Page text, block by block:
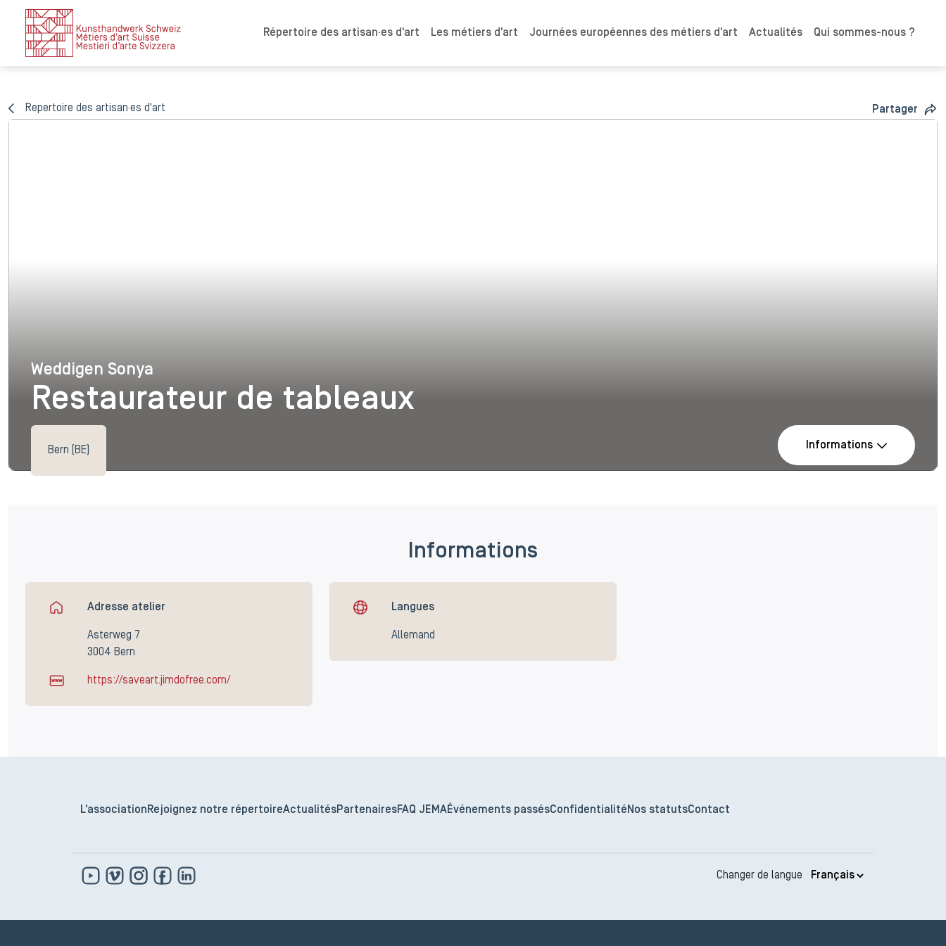
Répertoire des artisan·es d'art Les métiers d'art Journées européennes des métiers d'art Actualités Qui sommes-nous ?
Repertoire des artisan·es d'art Partager
Weddigen Sonya
Weddigen Sonya
Restaurateur de tableaux
Bern (BE)
Informations
Informations
Adresse atelier
Asterweg 7
3004 Bern
https://saveart.jimdofree.com/
Langues
Allemand
L'association Rejoignez notre répertoireActualitésPartenairesFAQ JEMAÉvénements passésConfidentialité Nos statutsContact
Changer de langue